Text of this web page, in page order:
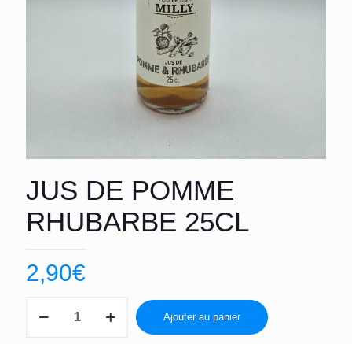
JUS DE POMME
RHUBARBE 25CL
2,90€
Ajouter au panier